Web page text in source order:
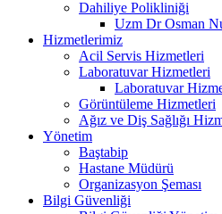
Dahiliye Polikliniği
Uzm Dr Osman
Hizmetlerimiz
Acil Servis Hizmetleri
Laboratuvar Hizmetleri
Laboratuvar
Görüntüleme Hizmetleri
Ağız ve Diş Sağlığı
Yönetim
Baştabip
Hastane Müdürü
Organizasyon Şeması
Bilgi Güvenliği